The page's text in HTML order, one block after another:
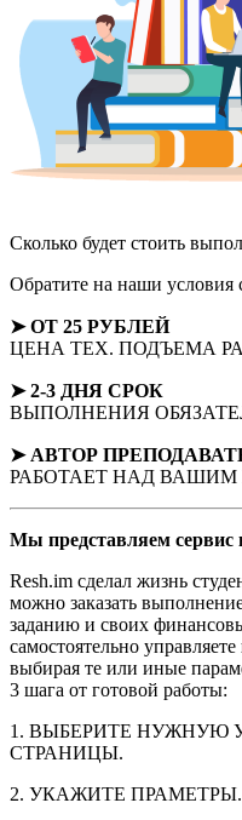
Сколько будет стоить
Обратите на наши условия
➤ ОТ 25 РУБЛЕЙ
ЦЕНА ТЕХ. ПОДЪЕМА
➤ 2-3 ДНЯ СРОК
ВЫПОЛНЕНИЯ
➤ АВТОР
РАБОТАЕТ НАД
Мы представляем сервис
Resh.im сделал жизнь
можно заказать
заданию и своих
самостоятельно
выбирая те или иные
3 шага от готовой работы:
1. ВЫБЕРИТЕ НУЖНУЮ
СТРАНИЦЫ.
2. УКАЖИТЕ